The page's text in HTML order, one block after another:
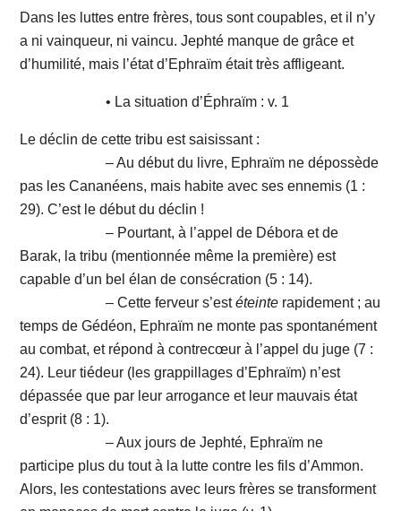
Dans les luttes entre frères, tous sont coupables, et il n’y
a ni vainqueur, ni vaincu. Jephté manque de grâce et
d’humilité, mais l’état d’Ephraïm était très affligeant.
• La situation d’Éphraïm : v. 1
Le déclin de cette tribu est saisissant :
– Au début du livre, Ephraïm ne dépossède
pas les Cananéens, mais habite avec ses ennemis (1 :
29). C’est le début du déclin !
– Pourtant, à l’appel de Débora et de
Barak, la tribu (mentionnée même la première) est
capable d’un bel élan de consécration (5 : 14).
– Cette ferveur s’estéteinte rapidement ; au
temps de Gédéon, Ephraïm ne monte pas spontanément
au combat, et répond à contrecœur à l’appel du juge (7 :
24). Leur tiédeur (les grappillages d’Ephraïm) n’est
dépassée que par leur arrogance et leur mauvais état
d’esprit (8 : 1).
– Aux jours de Jephté, Ephraïm ne
participe plus du tout à la lutte contre les fils d’Ammon.
Alors, les contestations avec leurs frères se transforment